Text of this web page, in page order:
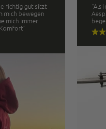
richtig gut sitzt
mich bewegen
mich immer
“Als